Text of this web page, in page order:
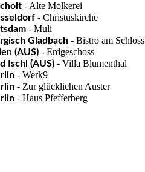
- Alte Molkerei
- Christuskirche
- Muli
Gladbach - Bistro am Schloss
(AUS) - Erdgeschoss
Ischl (AUS) - Villa Blumenthal
- Werk9
- Zur glücklichen Auster
- Haus Pfefferberg